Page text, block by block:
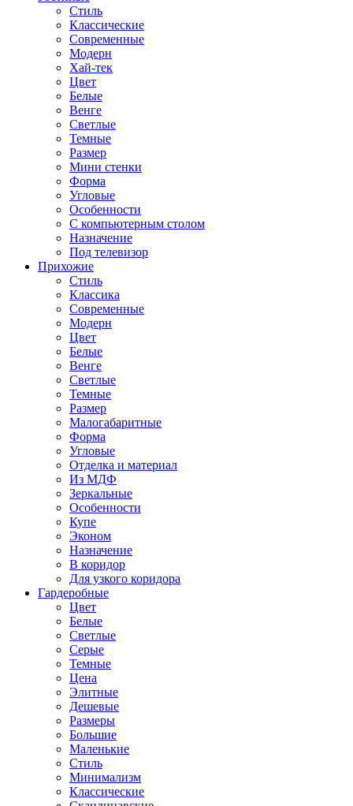
Стиль
Классические
Современные
Модерн
Хай-тек
Цвет
Белые
Венге
Светлые
Темные
Размер
Мини стенки
Форма
Угловые
Особенности
С компьютерным столом
Назначение
Под телевизор
Прихожие
Стиль
Классика
Современные
Модерн
Цвет
Белые
Венге
Светлые
Темные
Размер
Малогабаритные
Форма
Угловые
Отделка и материал
Из МДФ
Зеркальные
Особенности
Купе
Эконом
Назначение
В коридор
Для узкого коридора
Гардеробные
Цвет
Белые
Светлые
Серые
Темные
Цена
Элитные
Дешевые
Размеры
Большие
Маленькие
Стиль
Минимализм
Классические